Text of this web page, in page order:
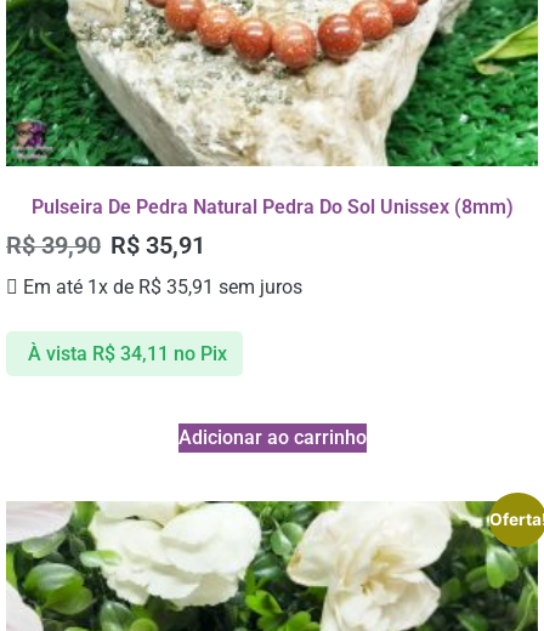
Pulseira De Pedra Natural Pedra Do Sol Unissex (8mm)
R$39,90 R$ 35,91
Em até 1x de R$ 35,91 sem juros
À vista R$34,11 no Pix
Adicionar ao carrinho